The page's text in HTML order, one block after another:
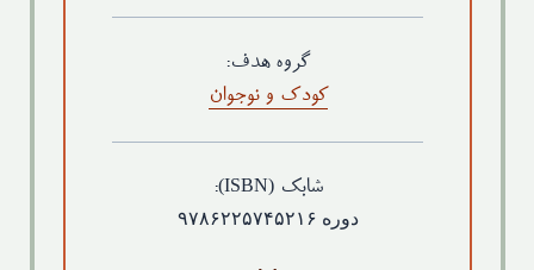
گروه هدف:
کودک و نوجوان
شابک(ISBN)
:
دوره ۹۷۸۶۲۲۵۷۴۵۲۱۶